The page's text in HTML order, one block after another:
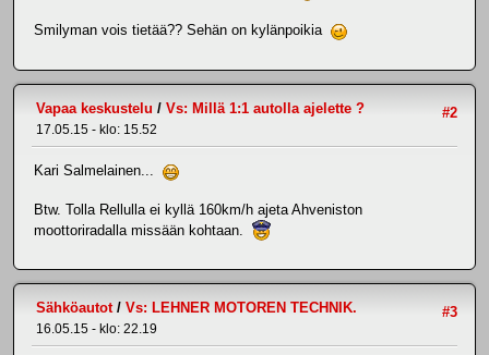
Smilyman vois tietää?? Sehän on kylänpoikia
#2
Vapaa keskustelu / Vs: Millä 1:1 autolla ajelette ?
17.05.15 - klo: 15.52
Kari Salmelainen...
Btw. Tolla Rellulla ei kyllä 160km/h ajeta Ahveniston
moottoriradalla missään kohtaan.
#3
Sähköautot/ Vs: LEHNER MOTOREN TECHNIK.
16.05.15 - klo: 22.19